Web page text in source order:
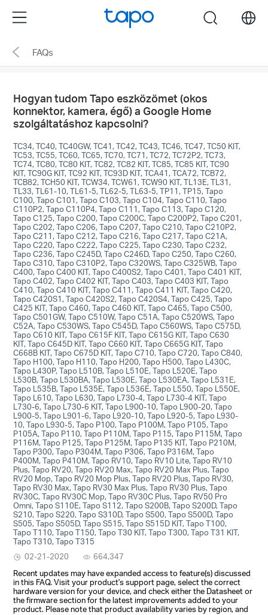
the
navigation
Menu search
FAQs
Hogyan tudom Tapo eszközömet (okos
konnektor, kamera, égő) a Google Home
szolgáltatáshoz kapcsolni?
TC34, TC40, TC40GW, TC41, TC42, TC43, TC46, TC47, TC50 KIT,
TC53, TC55, TC60, TC65, TC70, TC71, TC72, TC72P2, TC73,
TC74, TC80, TC80 KIT, TC82, TC82 KIT, TC85, TC85 KIT, TC90
KIT, TC90G KIT, TC92 KIT, TC93D KIT, TCA41, TCA72, TCB72,
TCB82, TCH50 KIT, TCW34, TCW61, TCW90 KIT, TL13E, TL31,
TL33, TL61-10, TL61-5, TL62-5, TL63-5, TP11, TP15, Tapo
C100, Tapo C101, Tapo C103, Tapo C104, Tapo C110, Tapo
C110P2, Tapo C110P4, Tapo C111, Tapo C113, Tapo C120,
Tapo C125, Tapo C200, Tapo C200C, Tapo C200P2, Tapo C201,
Tapo C202, Tapo C206, Tapo C207, Tapo C210, Tapo C210P2,
Tapo C211, Tapo C212, Tapo C216, Tapo C217, Tapo C21A,
Tapo C220, Tapo C222, Tapo C225, Tapo C230, Tapo C232,
Tapo C236, Tapo C245D, Tapo C246D, Tapo C250, Tapo C260,
Tapo C310, Tapo C310P2, Tapo C320WS, Tapo C325WB, Tapo
C400, Tapo C400 KIT, Tapo C400S2, Tapo C401, Tapo C401 KIT,
Tapo C402, Tapo C402 KIT, Tapo C403, Tapo C403 KIT, Tapo
C410, Tapo C410 KIT, Tapo C411, Tapo C411 KIT, Tapo C420,
Tapo C420S1, Tapo C420S2, Tapo C420S4, Tapo C425, Tapo
C425 KIT, Tapo C460, Tapo C460 KIT, Tapo C465, Tapo C500,
Tapo C501GW, Tapo C510W, Tapo C51A, Tapo C520WS, Tapo
C52A, Tapo C530WS, Tapo C545D, Tapo C560WS, Tapo C575D,
Tapo C610 KIT, Tapo C615F KIT, Tapo C615G KIT, Tapo C630
KIT, Tapo C645D KIT, Tapo C660 KIT, Tapo C665G KIT, Tapo
C668B KIT, Tapo C675D KIT, Tapo C710, Tapo C720, Tapo C840,
Tapo H100, Tapo H110, Tapo H200, Tapo H500, Tapo L430C,
Tapo L430P, Tapo L510B, Tapo L510E, Tapo L520E, Tapo
L530B, Tapo L530BA, Tapo L530E, Tapo L530EA, Tapo L531E,
Tapo L535B, Tapo L535E, Tapo L536E, Tapo L550, Tapo L550E,
Tapo L610, Tapo L630, Tapo L730-4, Tapo L730-4 KIT, Tapo
L730-6, Tapo L730-6 KIT, Tapo L900-10, Tapo L900-20, Tapo
L900-5, Tapo L901-6, Tapo L920-10, Tapo L920-5, Tapo L930-
10, Tapo L930-5, Tapo P100, Tapo P100M, Tapo P105, Tapo
P105A, Tapo P110, Tapo P110M, Tapo P115, Tapo P115M, Tapo
P116M, Tapo P125, Tapo P125M, Tapo P135 KIT, Tapo P210M,
Tapo P300, Tapo P304M, Tapo P306, Tapo P316M, Tapo
P400M, Tapo P410M, Tapo RV10, Tapo RV10 Lite, Tapo RV10
Plus, Tapo RV20, Tapo RV20 Max, Tapo RV20 Max Plus, Tapo
RV20 Mop, Tapo RV20 Mop Plus, Tapo RV20 Plus, Tapo RV30,
Tapo RV30 Max, Tapo RV30 Max Plus, Tapo RV30 Plus, Tapo
RV30C, Tapo RV30C Mop, Tapo RV30C Plus, Tapo RV50 Pro
Omni, Tapo S110E, Tapo S112, Tapo S200B, Tapo S200D, Tapo
S210, Tapo S220, Tapo S310D, Tapo S500, Tapo S500D, Tapo
S505, Tapo S505D, Tapo S515, Tapo S515D KIT, Tapo T100,
Tapo T110, Tapo T150, Tapo T30 KIT, Tapo T300, Tapo T31 KIT,
Tapo T310, Tapo T315
02-21-2020
664,347
Recent updates may have expanded access to feature(s) discussed
in this FAQ. Visit your product's support page, select the correct
hardware version for your device, and check either the Datasheet or
the firmware section for the latest improvements added to your
product. Please note that product availability varies by region, and